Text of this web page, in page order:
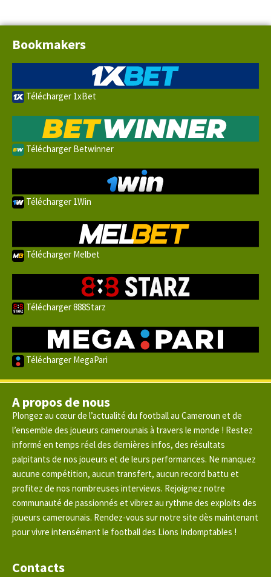
Bookmakers
Télécharger 1xBet
Télécharger Betwinner
Télécharger 1Win
Télécharger Melbet
Télécharger 888Starz
Télécharger MegaPari
A propos de nous
Plongez au cœur de l’actualité du football au Cameroun et de
l’ensemble des joueurs camerounais à travers le monde ! Restez
informé en temps réel des dernières infos, des résultats
palpitants de nos joueurs et de leurs performances. Ne manquez
aucune compétition, aucun transfert, aucun record battu et
profitez de nos nombreuses interviews. Rejoignez notre
communauté de passionnés et vibrez au rythme des exploits des
joueurs camerounais. Rendez-vous sur notre site dès maintenant
pour vivre intensément le football des Lions Indomptables !
Contacts